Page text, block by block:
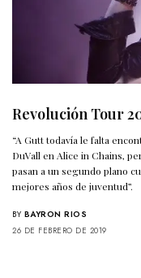
Revolución Tour
“A Gutt todavía le falta
DuVall en Alice in Chains,
pasan a un segundo plano
mejores años de juventud”.
BY BAYRON RIOS
26 DE FEBRERO DE 2019